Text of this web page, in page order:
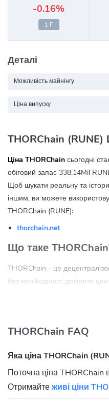
-0.16%
1 Г
Деталі
Можливість майнінгу
Ціна випуску
THORChain (RUNE)
Ціна THORChain сьогодні
обіговий запас 338.14Mil
Щоб шукати реальну та
іншим, ви можете
THORChain (RUNE):
thorchain.net
Що таке
THORChain - це
без необхідності довіряти
активи в пул ліквідності, а
Що таке токен RUNE і
RUNE - це нативний токен
використовується для сплати
THORChain FAQ
Яка ціна THORChain
Поточна ціна
Отримайтеживі ціни